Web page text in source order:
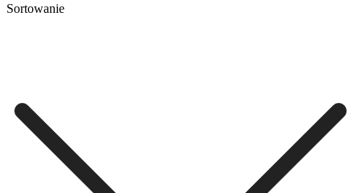
Sortowanie